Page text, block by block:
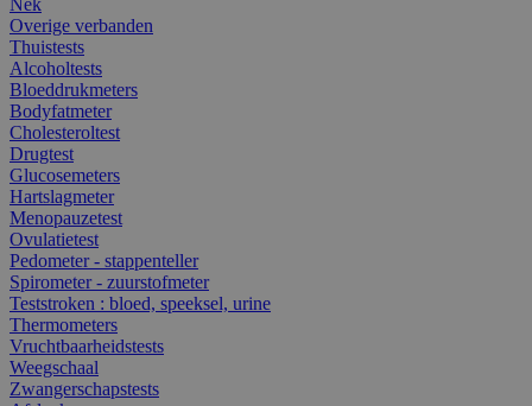
Overige verbanden
Thuistests
Alcoholtests
Bloeddrukmeters
Bodyfatmeter
Cholesteroltest
Drugtest
Glucosemeters
Hartslagmeter
Menopauzetest
Ovulatietest
Pedometer - stappenteller
Spirometer - zuurstofmeter
Teststroken : bloed, speeksel, urine
Thermometers
Vruchtbaarheidstests
Weegschaal
Zwangerschapstests